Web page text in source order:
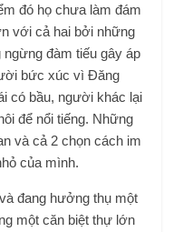
đó họ chưa làm đám
với cả hai bởi những
đàm tiếu gây áp
bức xúc vì Đăng
có bầu, người khác lại
để nổi tiếng. Những
và cả 2 chọn cách im
của mình.
đang hưởng thụ một
một căn biệt thự lớn